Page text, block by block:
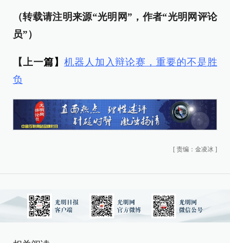
（转载请注明来源“光明网”，作者“光明网评论
员”）
【上一篇】 机器人加入辩论赛，重要的不是胜
负
[ 责编：金凌冰 ]